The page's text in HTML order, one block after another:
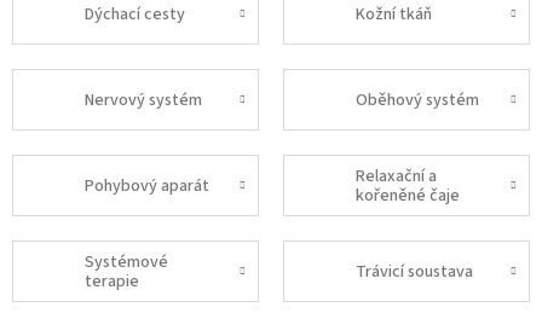
Dýchací cesty Kožní tkáň
Nervový systém Oběhový systém
Pohybový aparát
Relaxační a
kořeněné čaje
Systémové
terapie
Trávicí soustava